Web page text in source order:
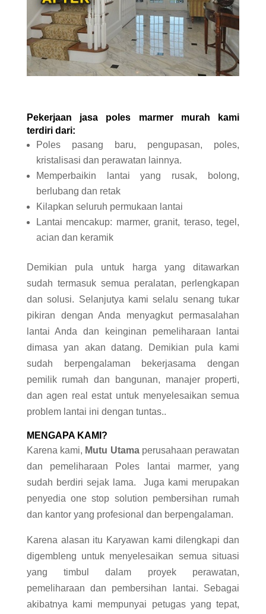
Pekerjaan jasa poles marmer murah kami
terdiri dari:
Poles pasang baru, pengupasan, poles,
kristalisasi dan perawatan lainnya.
Memperbaikin lantai yang rusak, bolong,
berlubang dan retak
Kilapkan seluruh permukaan lantai
Lantai mencakup: marmer, granit, teraso, tegel,
acian dan keramik
Demikian pula untuk harga yang ditawarkan
sudah termasuk semua peralatan, perlengkapan
dan solusi. Selanjutya kami selalu senang tukar
pikiran dengan Anda menyagkut permasalahan
lantai Anda dan keinginan pemeliharaan lantai
dimasa yan akan datang. Demikian pula kami
sudah berpengalaman bekerjasama dengan
pemilik rumah dan bangunan, manajer properti,
dan agen real estat untuk menyelesaikan semua
problem lantai ini dengan tuntas..
MENGAPA KAMI?
Karena kami, Mutu Utama perusahaan perawatan
dan pemeliharaan Poles lantai marmer, yang
sudah berdiri sejak lama. Juga kami merupakan
penyedia one stop solution pembersihan rumah
dan kantor yang profesional dan berpengalaman.
Karena alasan itu Karyawan kami dilengkapi dan
digembleng untuk menyelesaikan semua situasi
yang timbul dalam proyek perawatan,
pemeliharaan dan pembersihan lantai. Sebagai
akibatnya kami mempunyai petugas yang tepat,